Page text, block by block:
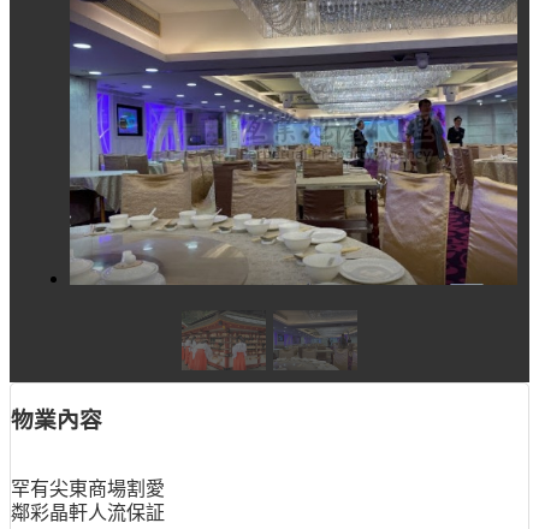
物業內容
罕有尖東商場割愛
鄰彩晶軒人流保証